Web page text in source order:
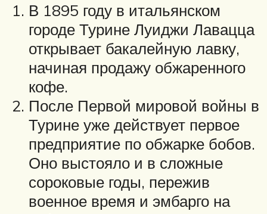
В 1895 году в итальянском
городе Турине Луиджи Лавацца
открывает бакалейную лавку,
начиная продажу обжаренного
кофе.
После Первой мировой войны в
Турине уже действует первое
предприятие по обжарке бобов.
Оно выстояло и в сложные
сороковые годы, пережив
военное время и эмбарго на